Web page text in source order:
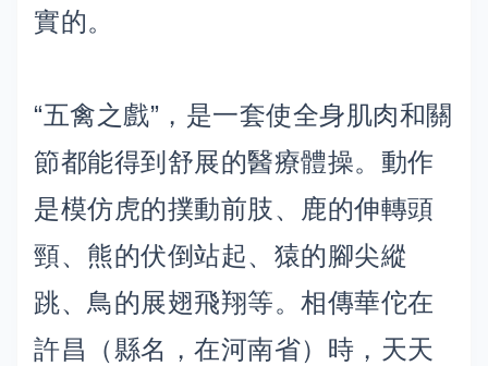
實的。
“五禽之戲”，是一套使全身肌肉和關
節都能得到舒展的醫療體操。動作
是模仿虎的撲動前肢、鹿的伸轉頭
頸、熊的伏倒站起、猿的腳尖縱
跳、鳥的展翅飛翔等。相傳華佗在
許昌（縣名，在河南省）時，天天